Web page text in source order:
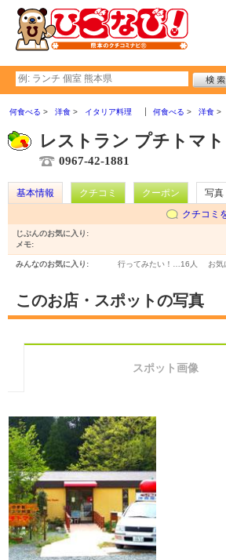
何食べる 洋食 イタリア料理 何食べる 洋食
レストラン プチトマト
0967-42-1881
基本情報 クチコミ クーポン
写真
クチコミ
じぶんのお気に入り:
メモ:
みんなのお気に入り: 行ってみたい！… 16人 お気
このお店・スポットの写真
スポット画像